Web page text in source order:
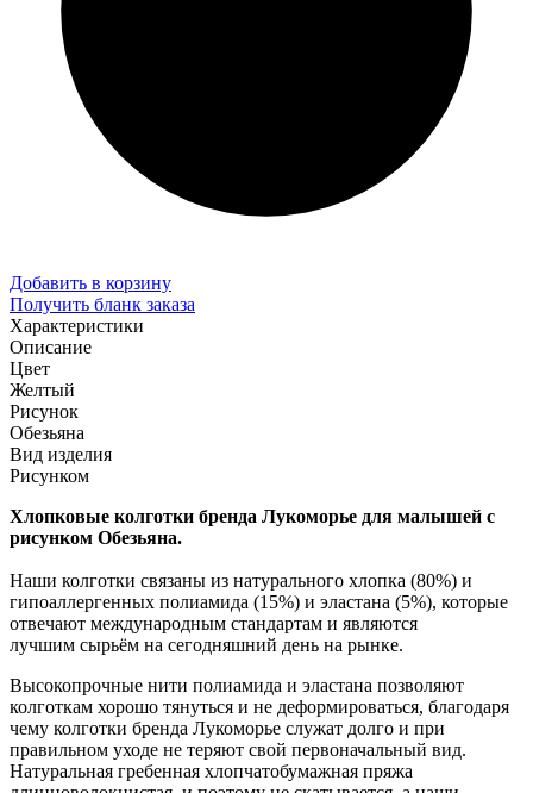
Добавить в корзину
Получить бланк заказа
Характеристики
Описание
Цвет
Желтый
Рисунок
Обезьяна
Вид изделия
Рисунком
Хлопковые колготки бренда Лукоморье для малышей с
рисунком Обезьяна.
Наши колготки связаны из натурального хлопка (80%) и
гипоаллергенных полиамида (15%) и эластана (5%), которые
отвечают международным стандартам и являются
лучшим сырьём на сегодняшний день на рынке.
Высокопрочные нити полиамида и эластана позволяют
колготкам хорошо тянуться и не деформироваться, благодаря
чему колготки бренда Лукоморье служат долго и при
правильном уходе не теряют свой первоначальный вид.
Натуральная гребенная хлопчатобумажная пряжа